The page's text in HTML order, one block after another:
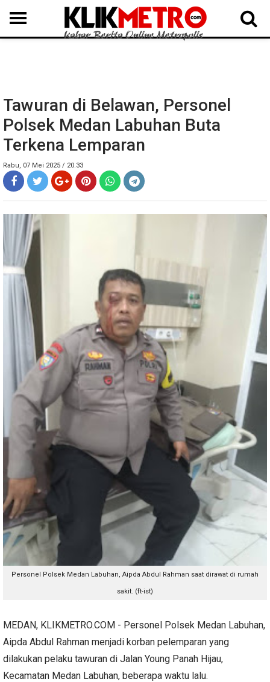
MEDAN LANGKAT DAIRI SAMOSIR TAPUT BATUBARA DELISERDANG
Tawuran di Belawan, Personel
Polsek Medan Labuhan Buta
Terkena Lemparan
Rabu, 07 Mei 2025 / 20.33
Personel Polsek Medan Labuhan, Aipda Abdul Rahman saat dirawat di rumah
sakit. (ft-ist)
MEDAN, KLIKMETRO.COM - Personel Polsek Medan Labuhan,
Aipda Abdul Rahman menjadi korban pelemparan yang
dilakukan pelaku tawuran di Jalan Young Panah Hijau,
Kecamatan Medan Labuhan, beberapa waktu lalu.